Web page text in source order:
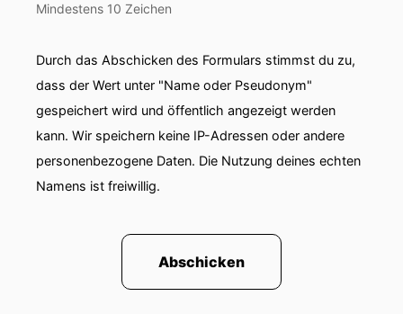
Mindestens 10 Zeichen
Durch das Abschicken des Formulars stimmst du zu,
dass der Wert unter "Name oder Pseudonym"
gespeichert wird und öffentlich angezeigt werden
kann. Wir speichern keine IP-Adressen oder andere
personenbezogene Daten. Die Nutzung deines echten
Namens ist freiwillig.
Abschicken